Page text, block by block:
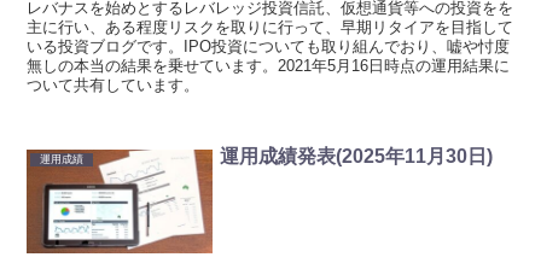
レバナスを始めとするレバレッジ投資信託、仮想通貨等への投資をを
主に行い、ある程度リスクを取りに行って、早期リタイアを目指して
いる投資ブログです。IPO投資についても取り組んでおり、嘘や忖度
無しの本当の結果を乗せています。2021年5月16日時点の運用結果に
ついて共有しています。
運用成績 運用成績発表(2025年11月30日)